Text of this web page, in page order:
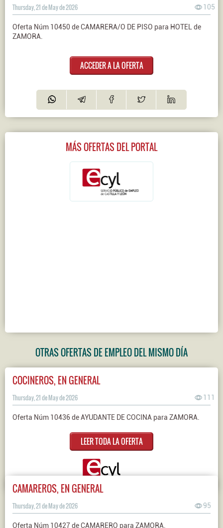
Thursday, 21 de May de 2026 105
Oferta Núm 10450 de CAMARERA/O DE PISO para HOTEL de
ZAMORA.
ACCEDER A LA OFERTA
MÁS OFERTAS DEL PORTAL
OTRAS OFERTAS DE EMPLEO DEL MISMO DÍA
COCINEROS, EN GENERAL
Thursday, 21 de May de 2026 111
Oferta Núm 10436 de AYUDANTE DE COCINA para ZAMORA.
LEER TODA LA OFERTA
CAMAREROS, EN GENERAL
Thursday, 21 de May de 2026 95
Oferta Núm 10427 de CAMARERO para ZAMORA.